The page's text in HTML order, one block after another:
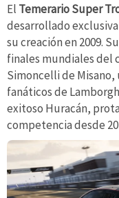
El Temerario Super
desarrollado
su creación en 2009.
finales mundiales del
Simoncelli de
fanáticos de
exitoso Huracán,
competencia desde